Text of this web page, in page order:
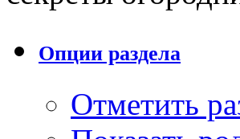
Опции раздела
Отметить